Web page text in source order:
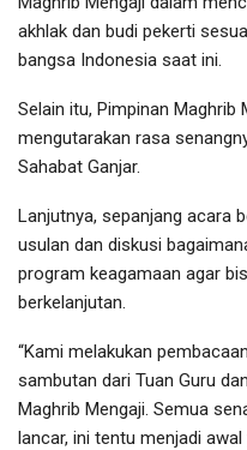
akhlak dan budi pekerti
bangsa Indonesia saat ini.
Selain itu, Pimpinan Maghrib
mengutarakan rasa
Sahabat Ganjar.
Lanjutnya, sepanjang acara
usulan dan diskusi
program keagamaan agar
berkelanjutan.
“Kami melakukan
sambutan dari Tuan Guru
Maghrib Mengaji. Semua
lancar, ini tentu menjadi